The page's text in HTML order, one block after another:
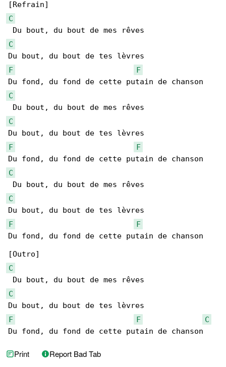
C
C
F
F
C
C
F
F
C
C
F
F
Du fond, du fond de cette putain de chanson
C
C
F
F
C
Du fond, du fond de cette putain de chanson
Print Report Bad Tab